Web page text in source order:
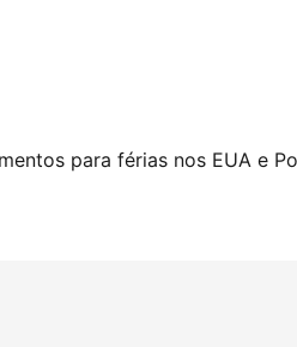
mesmo
para férias nos EUA e